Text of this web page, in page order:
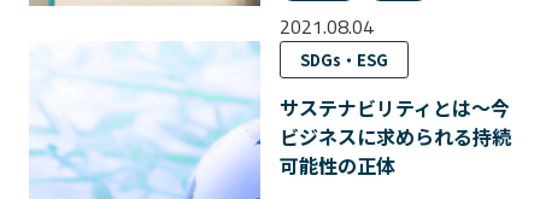
2021.08.04
SDGs・ESG
サステナビリティとは〜今
ビジネスに求められる持続
可能性の正体